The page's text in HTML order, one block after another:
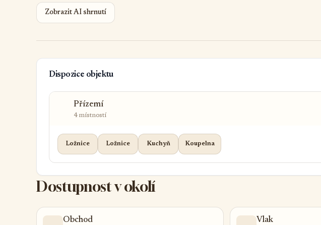
provedou překrásnou přírodou této oblasti. Koupání a další aktivity jsou na dosah ruky.
nekuřácký s bezpečnostními kamerami ve venkovních prostorech, takže si můžete užít
Zobrazit AI shrnutí
Dispozice objektu
Přízemí
4 místností
Ložnice Ložnice Kuchyň Koupelna
Dostupnost v okolí
Obchod Vlak